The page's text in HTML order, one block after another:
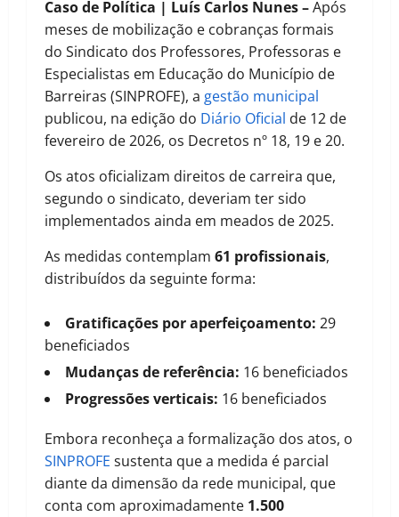
Caso de Política | Luís Carlos Nunes –Após
meses de mobilização e cobranças formais
do Sindicato dos Professores, Professoras e
Especialistas em Educação do Município de
Barreiras (SINPROFE), a gestão municipal
publicou, na edição do Diário Oficial de 12 de
fevereiro de 2026, os Decretos nº 18, 19 e 20.
Os atos oficializam direitos de carreira que,
segundo o sindicato, deveriam ter sido
implementados ainda em meados de 2025.
As medidas contemplam 61 profissionais,
distribuídos da seguinte forma:
Gratificações por aperfeiçoamento: 29
beneficiados
Mudanças de referência: 16 beneficiados
Progressões verticais: 16 beneficiados
Embora reconheça a formalização dos atos, o
SINPROFE sustenta que a medida é parcial
diante da dimensão da rede municipal, que
conta com aproximadamente 1.500